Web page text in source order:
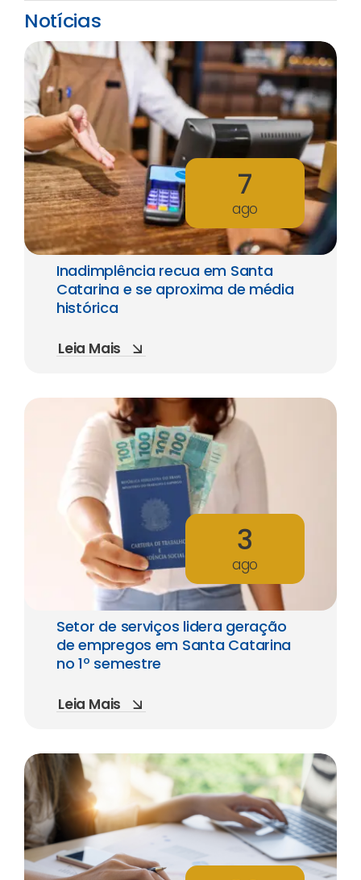
Notícias
7
ago
Inadimplência recua em Santa
Catarina e se aproxima de média
histórica
Leia Mais
3
ago
Setor de serviços lidera geração
de empregos em Santa Catarina
no 1º semestre
Leia Mais